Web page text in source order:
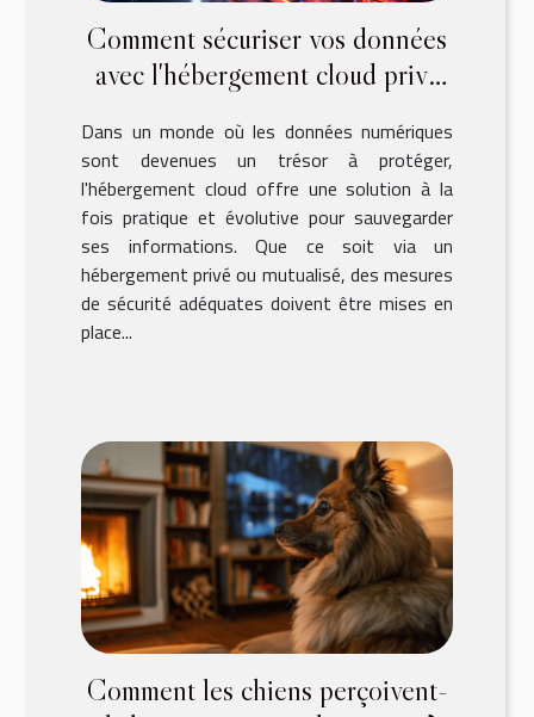
Comment sécuriser vos données
avec l'hébergement cloud privé
Dans un monde où les données numériques
sont devenues un trésor à protéger,
l'hébergement cloud offre une solution à la
fois pratique et évolutive pour sauvegarder
ses informations. Que ce soit via un
hébergement privé ou mutualisé, des mesures
de sécurité adéquates doivent être mises en
place...
Comment les chiens perçoivent-